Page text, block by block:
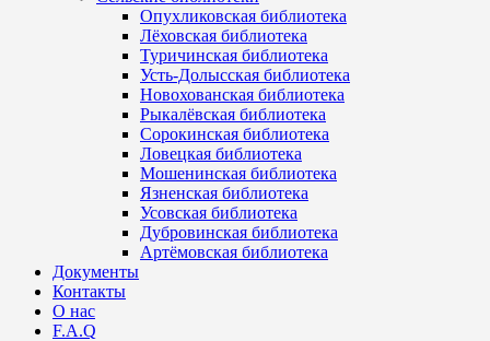
Опухликовская библиотека
Лёховская библиотека
Туричинская библиотека
Усть-Долысская библиотека
Новохованская библиотека
Рыкалёвская библиотека
Сорокинская библиотека
Ловецкая библиотека
Мошенинская библиотека
Язненская библиотека
Усовская библиотека
Дубровинская библиотека
Артёмовская библиотека
Документы
Контакты
О нас
F.A.Q